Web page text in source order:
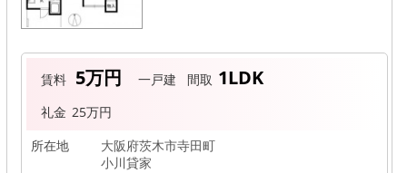
ウ
エ
賃料 5万円 一戸建 間取 1LDK
礼金 25万円
所在地
大阪府茨木市寺田町
小川貸家